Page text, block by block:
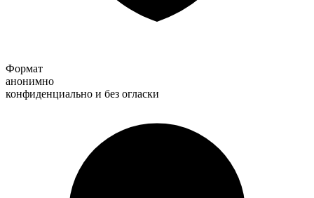
Формат
анонимно
конфиденциально и без огласки